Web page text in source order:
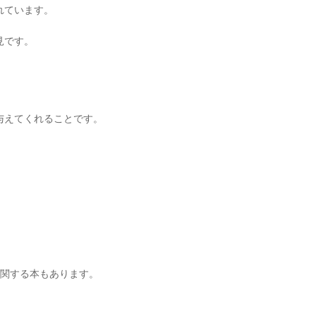
います。
す。
てくれることです。
する本もあります。